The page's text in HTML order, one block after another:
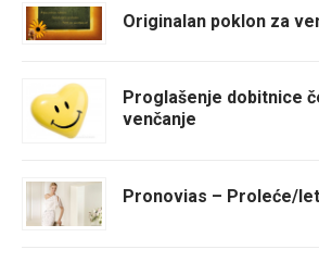
Originalan poklon za
Proglašenje dobitnice
venčanje
Pronovias – Proleće/